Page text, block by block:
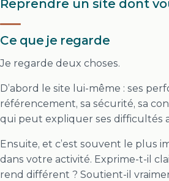
Reprendre un site dont
Ce que je regarde
Je regarde deux choses.
D’abord le site lui-même : ses
référencement, sa sécurité, sa
qui peut expliquer ses difficultés
Ensuite, et c’est souvent le plus
dans votre activité. Exprime-t-il
rend différent ? Soutient-il